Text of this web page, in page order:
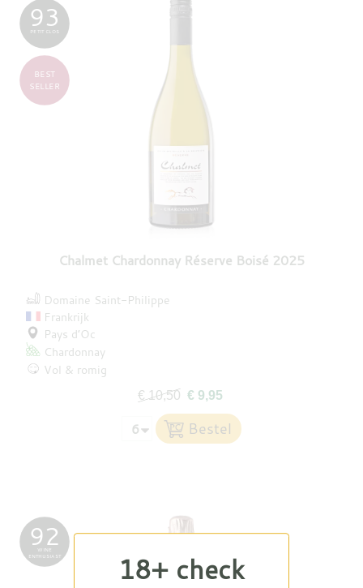
Chalmet Chardonnay Réserve Boisé 2025
93
PETIT CLOS
BEST
SELLER
Domaine Saint-Philippe
Frankrijk
Pays d’Oc
Chardonnay
Vol & romig
€ 10,50 € 9,95
92
WINE
ENTHUSIAST 18+ check